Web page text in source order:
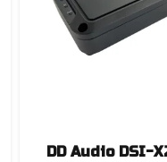
DD Audio DSI-